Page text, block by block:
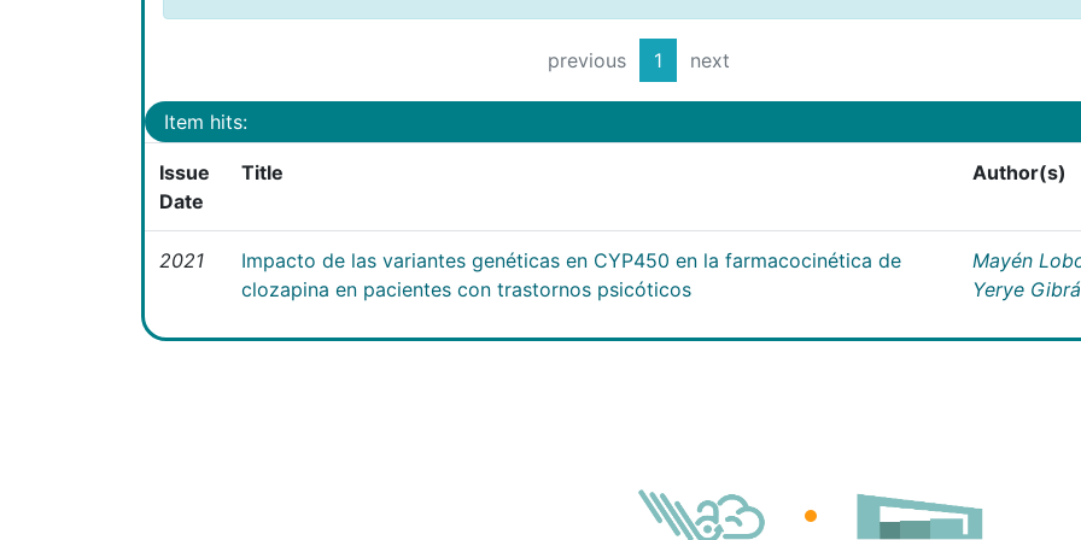
previous 1 next
Item hits:
Issue
Date
Title Author(s)
2021
Impacto de las variantes genéticas en CYP450 en la farmacocinética de
clozapina en pacientes con trastornos psicóticos
Mayén
Yerye